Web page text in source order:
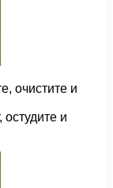
очистите и
и